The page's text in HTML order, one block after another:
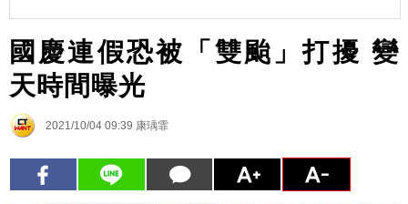
國慶連假恐被「雙颱」打擾 變
天時間曝光
2021/10/04 09:39 康瑀霏